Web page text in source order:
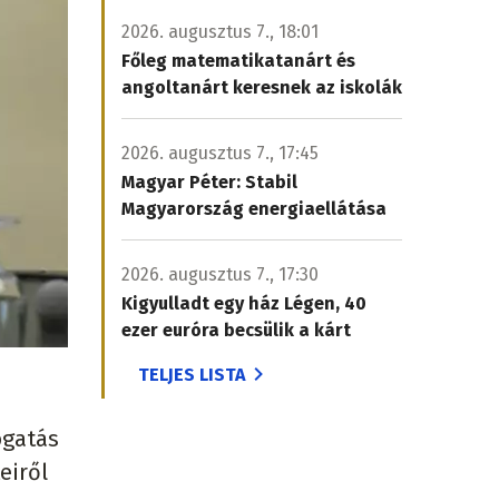
2026. augusztus 7., 18:01
Főleg matematikatanárt és
angoltanárt keresnek az iskolák
2026. augusztus 7., 17:45
Magyar Péter: Stabil
Magyarország energiaellátása
2026. augusztus 7., 17:30
Kigyulladt egy ház Légen, 40
ezer euróra becsülik a kárt
TELJES LISTA